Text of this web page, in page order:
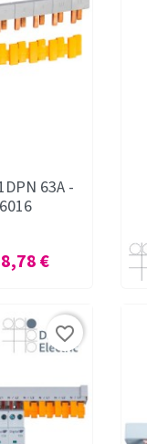
63A -
Prix
8,78 €
favorite_border